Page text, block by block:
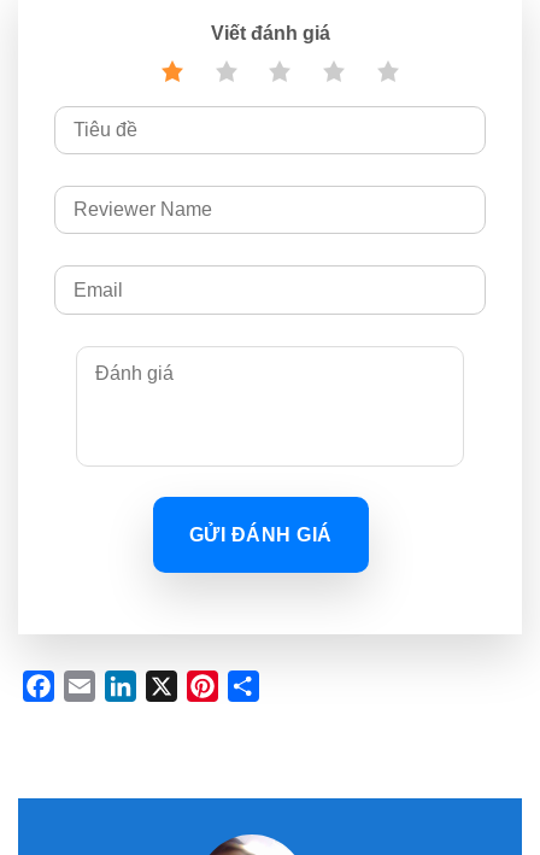
Viết đánh giá
GỬI ĐÁNH GIÁ
Facebook
Email LinkedIn Pinterest